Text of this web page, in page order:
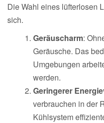
Die Wahl eines lüfterlosen
sich.
Geräuscharm:
Geräusche. Das
Umgebungen
werden.
Geringerer
verbrauchen in der
Kühlsystem